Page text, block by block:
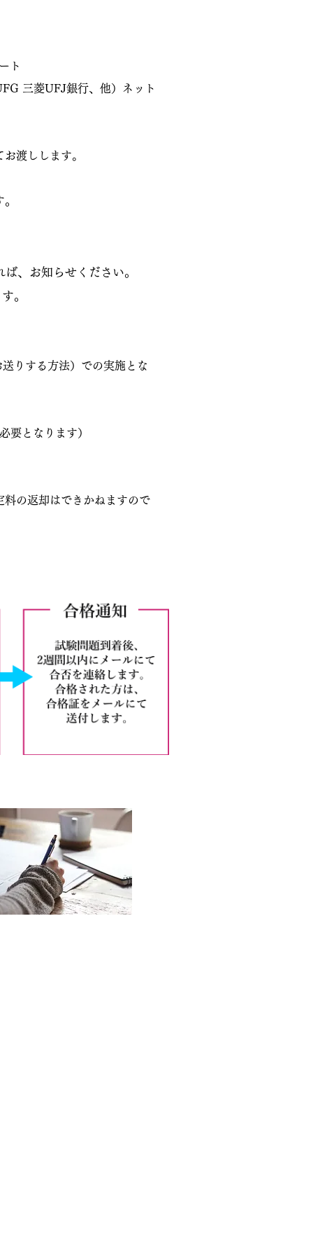
ト
三菱UFJ銀行、他）ネット
渡しします。
、お知らせください。
。​
りする方法）での実施とな
要となります）
の返却はできかねますので